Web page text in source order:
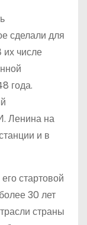
сделали для
их числе
года.
Ленина на
и в
стартовой
30 лет
страны